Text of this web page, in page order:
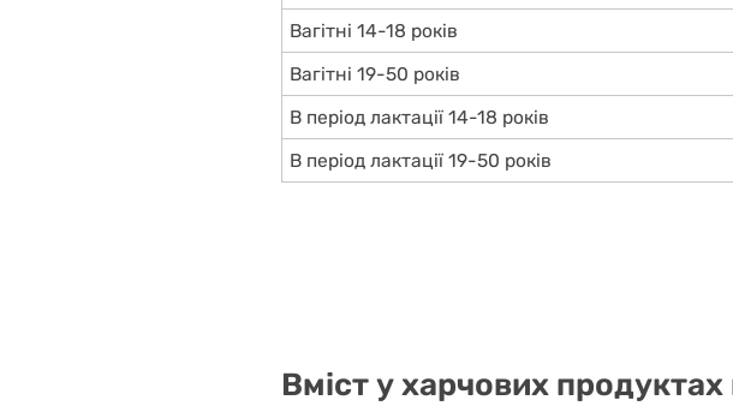
Вагітні 14-18 років
Вагітні 19-50 років
В період лактації 14-18 років
В період лактації 19-50 років
Вміст у харчових продуктах